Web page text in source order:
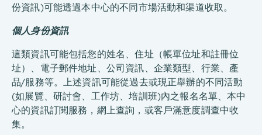
份資訊)可能透過本中心的不同市場活動和渠道收取。
個人身份資訊
這類資訊可能包括您的姓名、住址（帳單位址和註冊位
址）、電子郵件地址、公司資訊、企業類型、行業、產
品/服務等。上述資訊可能從過去或現正舉辦的不同活動
(如展覽、研討會、工作坊、培訓班)內之報名名單、本中
心的資訊訂閱服務，網上查詢，或客戶滿意度調查中收
集。